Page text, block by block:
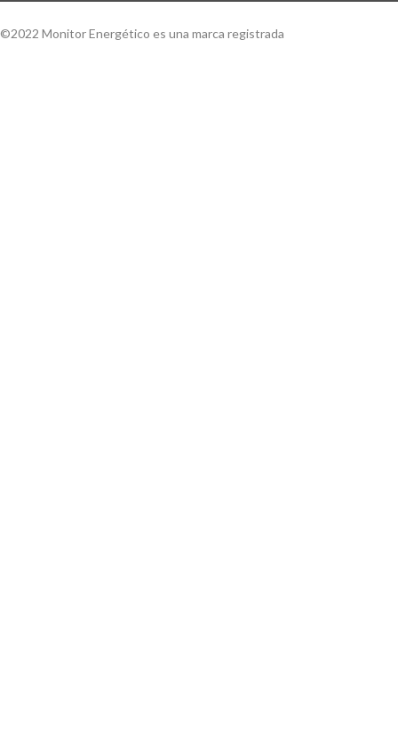
©2022 Monitor Energético es una marca registrada